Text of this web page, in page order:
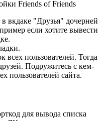
Friends of Friends
вкдаке "Друзья" дочерней
если хотите вывести
всех пользователей. Тогда
Подружитесь с кем-
пользователей сайта.
для вывода списка